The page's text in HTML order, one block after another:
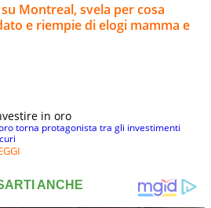
Montreal, svela per cosa
e riempie di elogi mamma e
in oro
torna protagonista tra gli investimenti